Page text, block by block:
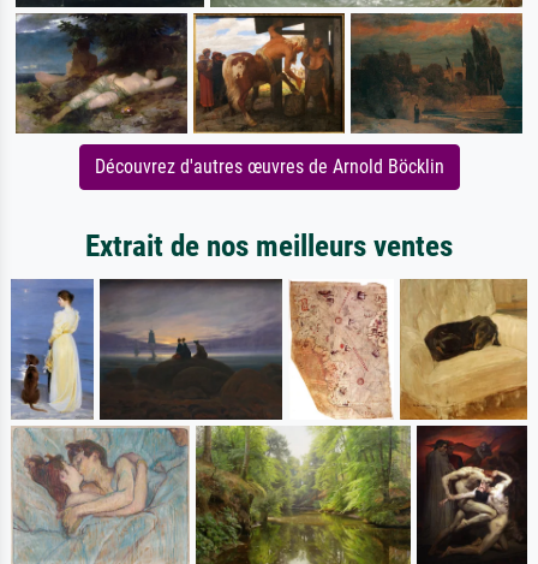
Découvrez d'autres œuvres de Arnold Böcklin
Extrait de nos meilleurs ventes